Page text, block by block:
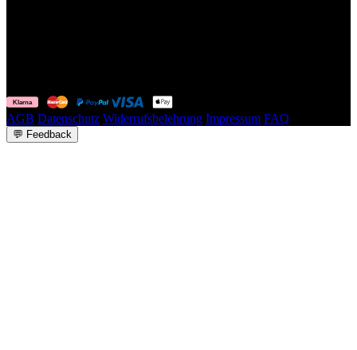
AGB Datenschutz Widerrufsbelehrung Impressum FAQ
💬 Feedback